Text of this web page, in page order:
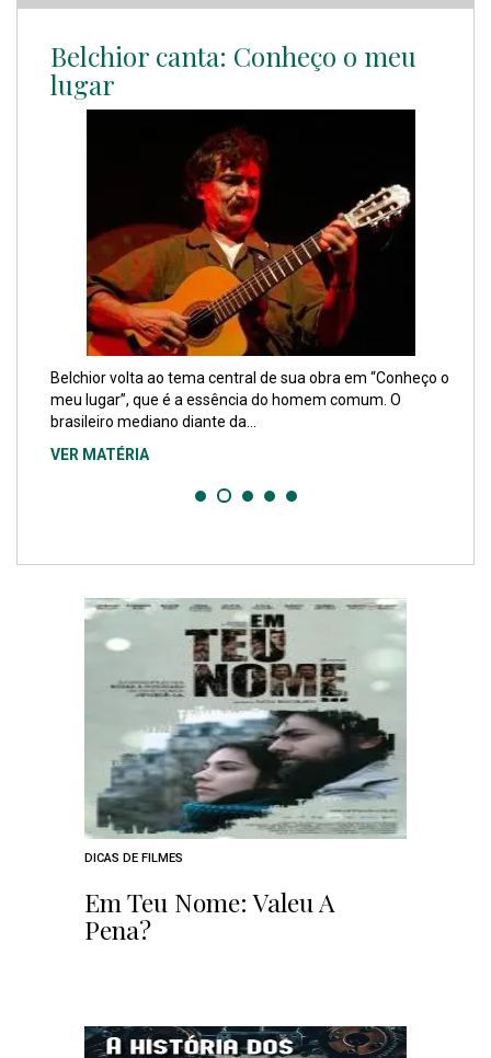
Belchior canta: Conheço o meu
lugar
Belchior volta ao tema central de sua obra em “Conheço o
meu lugar”, que é a essência do homem comum. O
brasileiro mediano diante da...
VER MATÉRIA
DICAS DE FILMES
Em Teu Nome: Valeu A
Pena?